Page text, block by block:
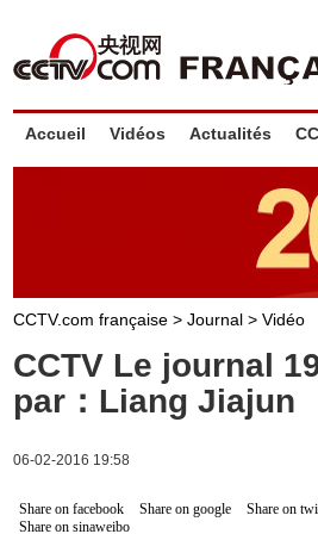
Accueil Vidéos Actualités
CCTV.com française > Journal > Vidéo
CCTV Le journal
par：Liang Jiajun
06-02-2016 19:58
Share on facebook Share on google
Share on
Share on sinaweibo